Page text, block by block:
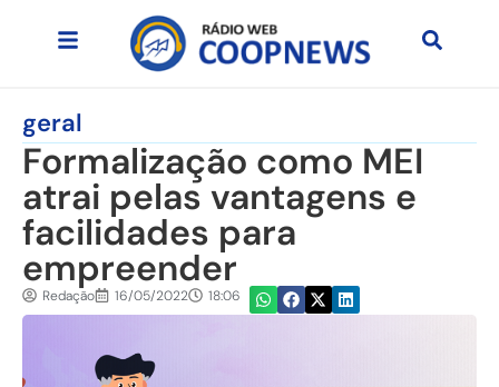
geral
Formalização como MEI
atrai pelas vantagens e
facilidades para
empreender
Redação 16/05/2022 18:06